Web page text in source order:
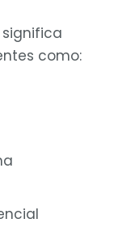
significa
como: